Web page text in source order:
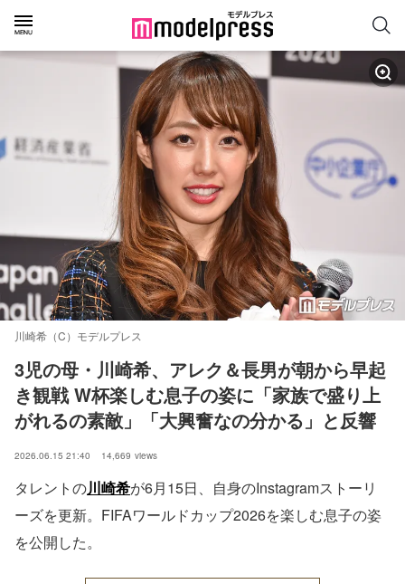
川崎希（C）モデルプレス
3児の母・川崎希、アレク＆長男が朝から早起
き観戦 W杯楽しむ息子の姿に「家族で盛り上
がれるの素敵」「大興奮なの分かる」と反響
2026.06.15 21:40 14,669 views
タレントの川崎希が6月15日、自身のInstagramストーリ
ーズを更新。FIFAワールドカップ2026を楽しむ息子の姿
を公開した。